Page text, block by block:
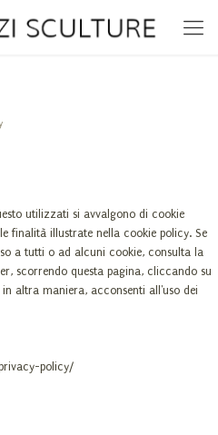
utilizzati si avvalgono di cookie
finalità illustrate nella cookie policy. Se
a tutti o ad alcuni cookie, consulta la
scorrendo questa pagina, cliccando su
altra maniera, acconsenti all'uso dei
policy/